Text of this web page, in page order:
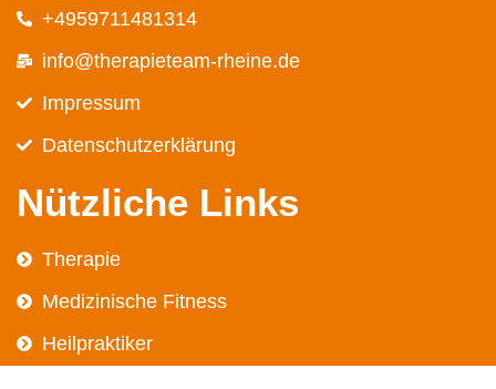
+4959711481314
info@therapieteam-rheine.de
Impressum
Datenschutz­erklärung
Nützliche Links
Therapie
Medizinische Fitness
Heilpraktiker